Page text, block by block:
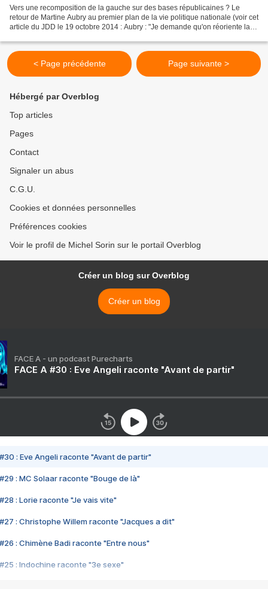
Vers une recomposition de la gauche sur des bases républicaines ? Le
retour de Martine Aubry au premier plan de la vie politique nationale (voir cet
article du JDD le 19 octobre 2014 : Aubry : "Je demande qu'on réoriente la
< Page précédente Page suivante >
Hébergé par Overblog
Top articles
Pages
Contact
Signaler un abus
C.G.U.
Cookies et données personnelles
Préférences cookies
Voir le profil de Michel Sorin sur le portail Overblog
Créer un blog sur Overblog
Créer un blog
FACE A - un podcast Purecharts
FACE A #30 : Eve Angeli raconte "Avant de partir"
#30 : Eve Angeli raconte "Avant de partir"
#29 : MC Solaar raconte "Bouge de là"
#28 : Lorie raconte "Je vais vite"
#27 : Christophe Willem raconte "Jacques a dit"
#26 : Chimène Badi raconte "Entre nous"
#25 : Indochine raconte "3e sexe"